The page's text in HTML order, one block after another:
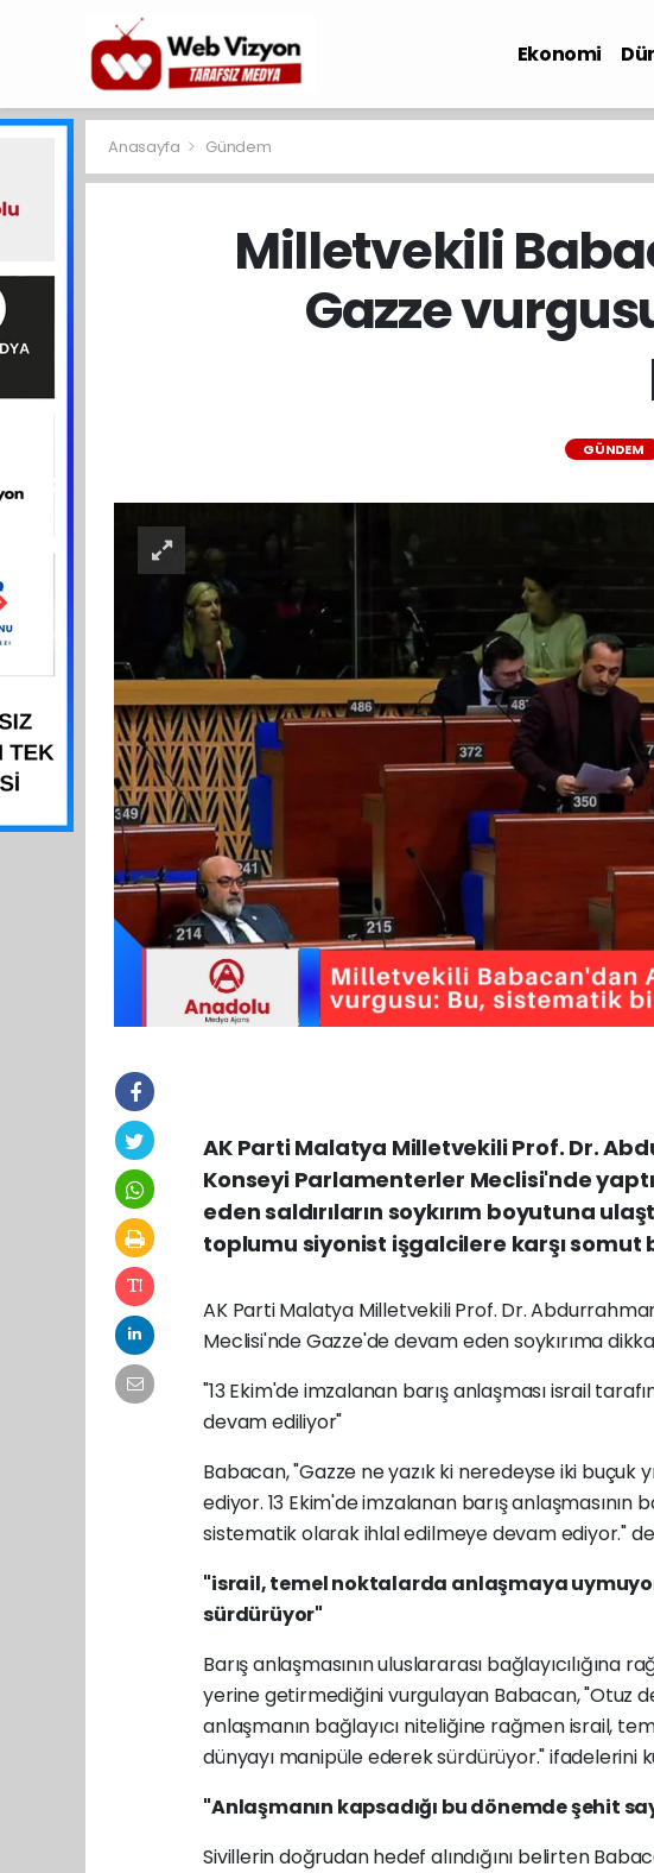
Ekonomi
Anasayfa Gündem
Milletvekili
Gazze
GÜNDEM
AK Parti Malatya Milletvekili Prof. Dr.
Konseyi Parlamenterler Meclisi'nde
eden saldırıların soykırım boyutuna
toplumu siyonist işgalcilere karşı somut
AK Parti Malatya Milletvekili Prof. Dr.
Meclisi'nde Gazze'de devam eden soykırıma
"13 Ekim'de imzalanan barış anlaşması israil
devam ediliyor"
Babacan, "Gazze ne yazık ki neredeyse iki
ediyor. 13 Ekim'de imzalanan barış anlaşmasının
sistematik olarak ihlal edilmeye devam ediyor."
"israil, temel noktalarda anlaşmaya
sürdürüyor"
Barış anlaşmasının uluslararası
yerine getirmediğini vurgulayan Babacan, "Otuz
anlaşmanın bağlayıcı niteliğine rağmen israil,
dünyayı manipüle ederek sürdürüyor." ifadelerini
"Anlaşmanın kapsadığı bu dönemde şehit
Sivillerin doğrudan hedef alındığını belirten